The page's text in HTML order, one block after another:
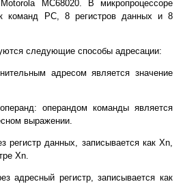
MC68020. В микропроцессоре
команд PC, 8 регистров данных и 8
следующие способы адресации:
адресом является значение
операндом команды является
выражении.
регистр данных, записывается как Хn,
Хn.
адресный регистр, записывается как